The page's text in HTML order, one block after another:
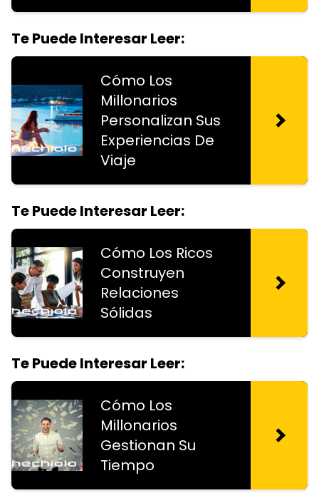
Te Puede Interesar Leer:
Cómo Los
Millonarios
Personalizan Sus
Experiencias De
Viaje
Te Puede Interesar Leer:
Cómo Los Ricos
Construyen
Relaciones
Sólidas
Te Puede Interesar Leer:
Cómo Los
Millonarios
Gestionan Su
Tiempo